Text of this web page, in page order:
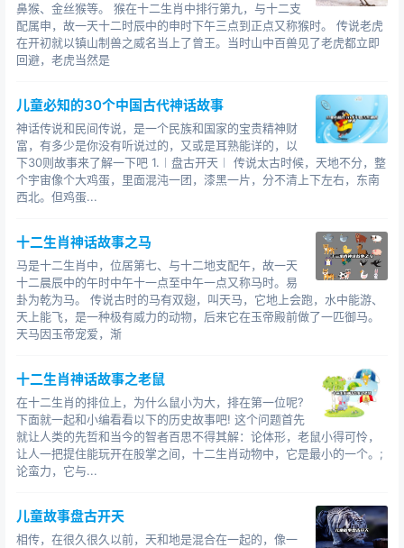
鼻猴、金丝猴等。 猴在十二生肖中排行第九，与十二支
配属申，故一天十二时辰中的申时下午三点到正点又称猴时。 传说老虎
在开初就以镇山制兽之威名当上了曾王。当时山中百兽见了老虎都立即
回避，老虎当然是
儿童必知的30个中国古代神话故事
神话传说和民间传说，是一个民族和国家的宝贵精神财
富，有多少是你没有听说过的，又或是耳熟能详的，以
下30则故事来了解一下吧 1.︱盘古开天︱ 传说太古时候，天地不分，整
个宇宙像个大鸡蛋，里面混沌一团，漆黑一片，分不清上下左右，东南
西北。但鸡蛋...
十二生肖神话故事之马
马是十二生肖中，位居第七、与十二地支配午，故一天
十二晨辰中的午时中午十一点至中午一点又称马时。易
卦为乾为马。 传说古时的马有双翅，叫天马，它地上会跑，水中能游、
天上能飞，是一种极有威力的动物，后来它在玉帝殿前做了一匹御马。
天马因玉帝宠爱，渐
十二生肖神话故事之老鼠
在十二生肖的排位上，为什么鼠小为大，排在第一位呢?
下面就一起和小编看看以下的历史故事吧! 这个问题首先
就让人类的先哲和当今的智者百思不得其解：论体形，老鼠小得可怜，
让人一把提住能玩开在股掌之间，十二生肖动物中，它是最小的一个。;
论蛮力，它与...
儿童故事盘古开天
相传，在很久很久以前，天和地是混合在一起的，像一